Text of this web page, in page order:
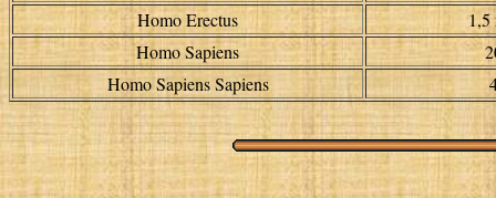
Homo Erectus
1,5
Homo Sapiens
Homo Sapiens Sapiens